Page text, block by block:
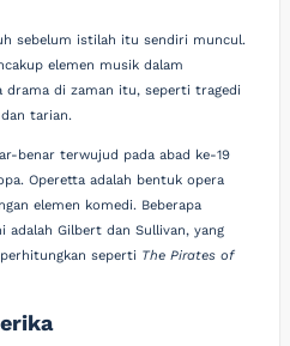
sebelum istilah itu sendiri muncul.
elemen musik dalam
drama di zaman itu, seperti tragedi
tarian.
benar terwujud pada abad ke-19
Operetta adalah bentuk opera
elemen komedi. Beberapa
adalah Gilbert dan Sullivan, yang
seperti The Pirates of